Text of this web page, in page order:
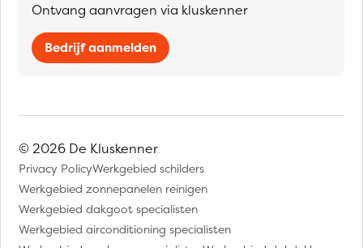
Ontvang aanvragen via kluskenner
Bedrijf aanmelden
© 2026 De Kluskenner
Privacy PolicyWerkgebied schilders
Werkgebied zonnepanelen reinigen
Werkgebied dakgoot specialisten
Werkgebied airconditioning specialisten